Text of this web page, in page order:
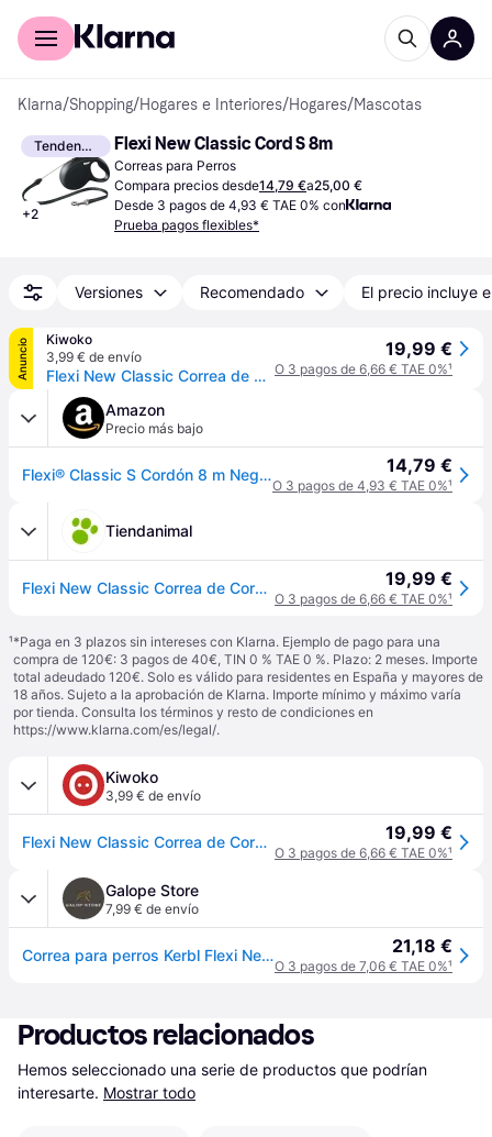
Comprar con Klarna
Klarna/Shopping/Hogares e Interiores/Hogares/Mascotas
Tendencia
+2
Flexi New Classic Cord S 8m
Correas para Perros
Compara precios desde14,79 €a25,00 €
Desde 3 pagos de 4,93 € TAE 0% con
Prueba pagos flexibles*
Versiones Recomendado El precio incluye
Anuncio
Kiwoko
3,99 € de envío
Flexi New Classic Correa de Cordón Extensible Azul para perros
19,99 €
O 3 pagos de 6,66 € TAE 0%¹
Amazon
Precio más bajo
Flexi® Classic S Cordón 8 m Negro, Correa Extensible para Perros hasta máx. 12 kg 14,79 €
O 3 pagos de 4,93 € TAE 0%¹
Tiendanimal
Flexi New Classic Correa de Cordón Extensible Azul para perros 19,99 €
O 3 pagos de 6,66 € TAE 0%¹
¹*Paga en 3 plazos sin intereses con Klarna. Ejemplo de pago para una
compra de 120€: 3 pagos de 40€, TIN 0 % TAE 0 %. Plazo: 2 meses. Importe
total adeudado 120€. Solo es válido para residentes en España y mayores de
18 años. Sujeto a la aprobación de Klarna. Importe mínimo y máximo varía
por tienda. Consulta los términos y resto de condiciones en
https://www.klarna.com/es/legal/.
Kiwoko
3,99 € de envío
Flexi New Classic Correa de Cordón Extensible Azul para perros 19,99 €
O 3 pagos de 6,66 € TAE 0%¹
Galope Store
7,99 € de envío
Correa para perros Kerbl Flexi New Classic - Noir 21,18 €
O 3 pagos de 7,06 € TAE 0%¹
Productos relacionados
Hemos seleccionado una serie de productos que podrían
interesarte. Mostrar todo